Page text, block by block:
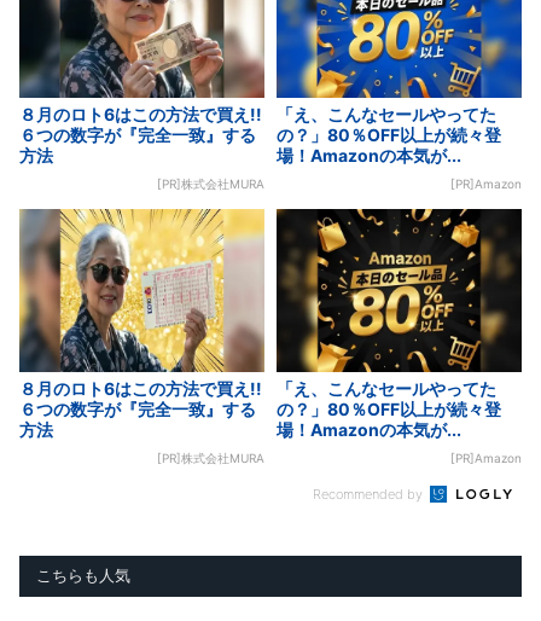
８月のロト6はこの方法で買え!!
６つの数字が『完全一致』する
方法
[PR]株式会社MURA
「え、こんなセールやってた
の？」80％OFF以上が続々登
場！Amazonの本気が...
[PR]Amazon
８月のロト6はこの方法で買え!!
６つの数字が『完全一致』する
方法
[PR]株式会社MURA
「え、こんなセールやってた
の？」80％OFF以上が続々登
場！Amazonの本気が...
[PR]Amazon
Recommended by
こちらも人気